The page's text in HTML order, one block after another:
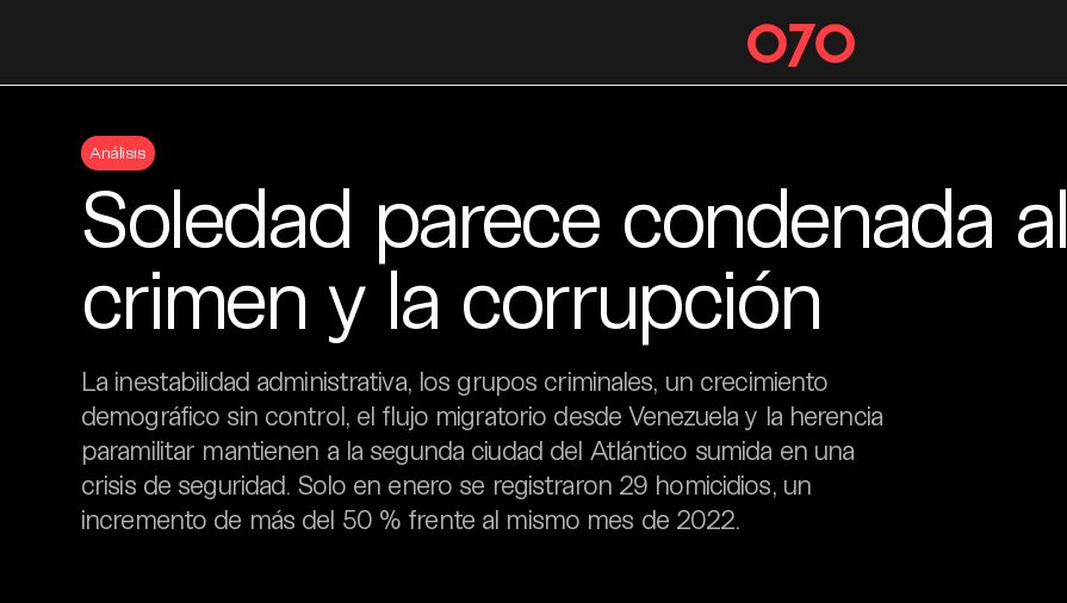
Análisis
Soledad parece condenada al
crimen y la corrupción
La inestabilidad administrativa, los grupos criminales, un crecimiento
demográfico sin control, el flujo migratorio desde Venezuela y la herencia
paramilitar mantienen a la segunda ciudad del Atlántico sumida en una
crisis de seguridad. Solo en enero se registraron 29 homicidios, un
incremento de más del 50 % frente al mismo mes de 2022.